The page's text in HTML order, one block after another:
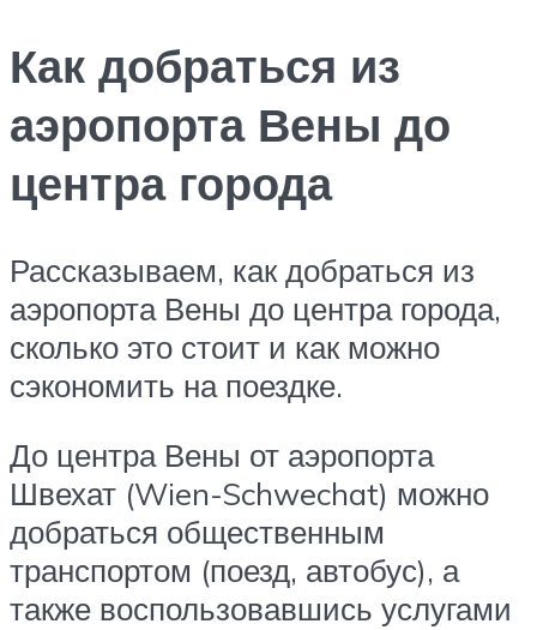
Как добраться из
аэропорта Вены до
центра города
Рассказываем, как добраться из
аэропорта Вены до центра города,
сколько это стоит и как можно
сэкономить на поездке.
До центра Вены от аэропорта
Швехат (Wien-Schwechat) можно
добраться общественным
транспортом (поезд, автобус), а
также воспользовавшись услугами